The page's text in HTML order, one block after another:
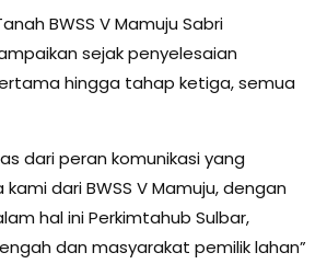
BWSS V Mamuju Sabri
sejak penyelesaian
hingga tahap ketiga, semua
dari peran komunikasi yang
dari BWSS V Mamuju, dengan
hal ini Perkimtahub Sulbar,
dan masyarakat pemilik lahan”